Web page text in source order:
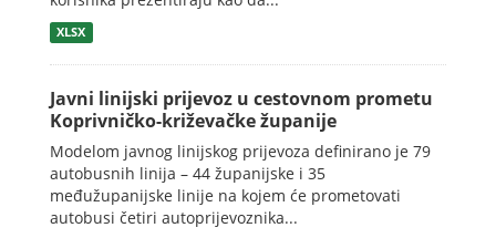
XLSX
Javni linijski prijevoz u cestovnom prometu
Koprivničko-križevačke županije
Modelom javnog linijskog prijevoza definirano je 79
autobusnih linija – 44 županijske i 35
međužupanijske linije na kojem će prometovati
autobusi četiri autoprijevoznika...